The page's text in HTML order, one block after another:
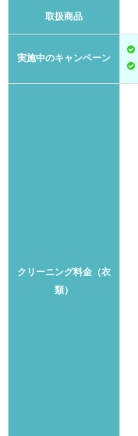
取扱商品
実施中のキャンペーン
クリーニング料金（衣
類）